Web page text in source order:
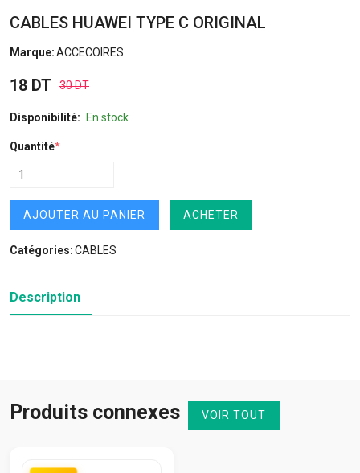
CABLES HUAWEI TYPE C ORIGINAL
Marque:ACCECOIRES
18 DT 30 DT
Disponibilité: En stock
Quantité*
AJOUTER AU PANIER ACHETER
Catégories:CABLES
Description
Produits connexes VOIR TOUT